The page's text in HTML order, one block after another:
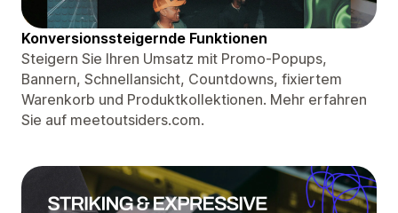
Konversionssteigernde Funktionen
Steigern Sie Ihren Umsatz mit Promo-Popups,
Bannern, Schnellansicht, Countdowns, fixiertem
Warenkorb und Produktkollektionen. Mehr erfahren
Sie auf meetoutsiders.com.